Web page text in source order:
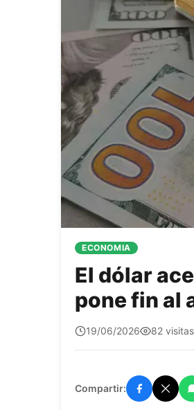
ECONOMIA
El dólar
pone fin al
quetepasa1
19/06/2026 82 visitas
Compartir: